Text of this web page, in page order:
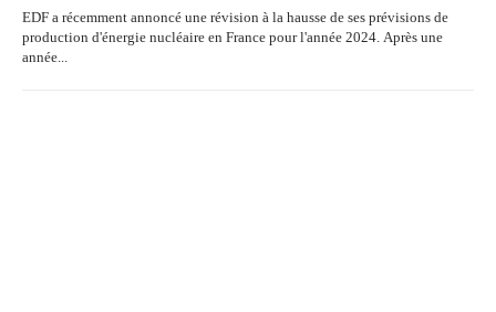
EDF a récemment annoncé une révision à la hausse de ses prévisions de
production d'énergie nucléaire en France pour l'année 2024. Après une
année...